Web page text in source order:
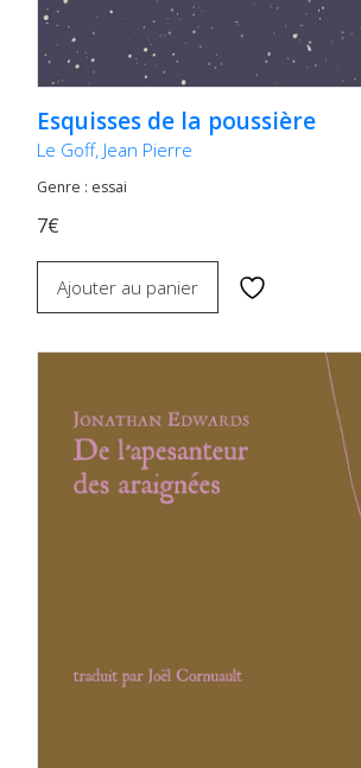
Esquisses de la poussière
Le Goff, Jean Pierre
Genre : essai
7€
Ajouter au panier